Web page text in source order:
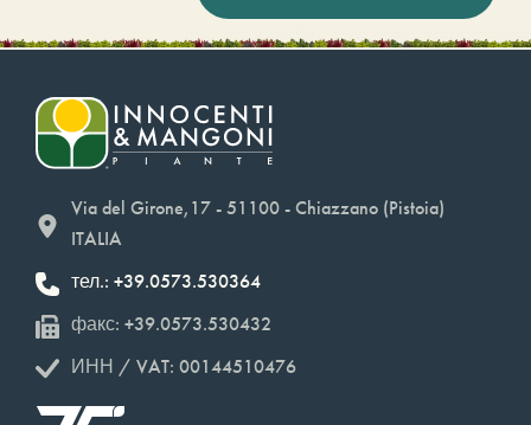
Via del Girone,17 - 51100 - Chiazzano (Pistoia)
ITALIA
тел.: +39.0573.530364
факс: +39.0573.530432
ИНН / VAT: 00144510476